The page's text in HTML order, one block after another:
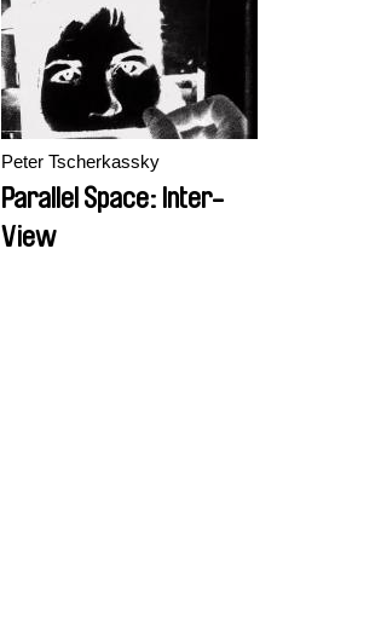
Peter Tscherkassky
Parallel Space: Inter-
View